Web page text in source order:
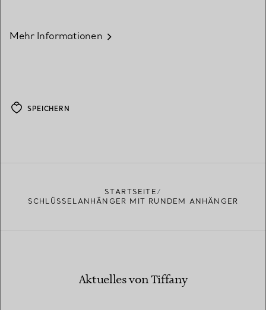
Mehr Informationen
SPEICHERN
STARTSEITE
SCHLÜSSELANHÄNGER MIT RUNDEM ANHÄNGER
Aktuelles von Tiffany